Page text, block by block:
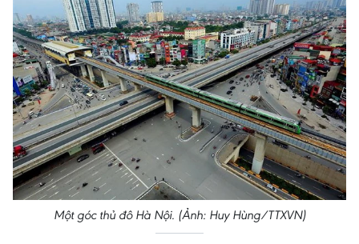
Một góc thủ đô Hà Nội. (Ảnh: Huy Hùng/TTXVN)